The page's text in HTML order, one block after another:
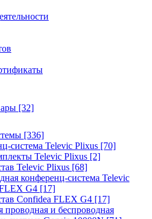
[32]
[336]
система Televic Plixus [70]
Televic Plixus [2]
Televic Plixus [68]
конференц-система Televic
G4 [17]
Confidea FLEX G4 [17]
проводная и беспроводная